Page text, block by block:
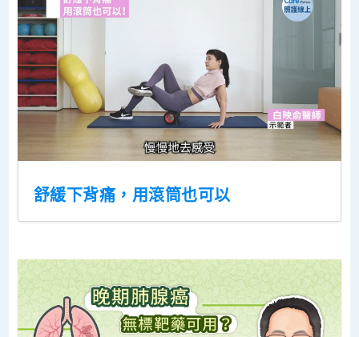
舒緩下背痛，用滾筒也可以